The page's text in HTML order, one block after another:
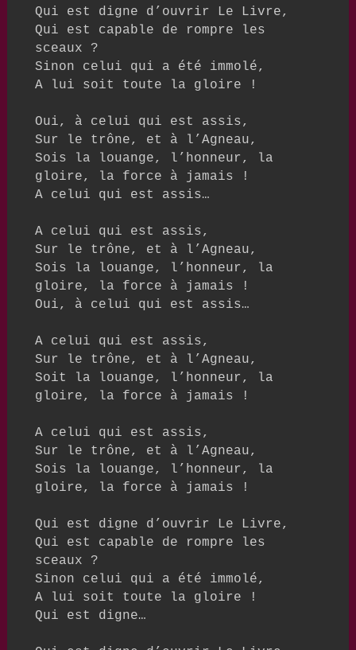
Qui est digne d’ouvrir Le Livre,
Qui est capable de rompre les
sceaux ?
Sinon celui qui a été immolé,
A lui soit toute la gloire !
Oui, à celui qui est assis,
Sur le trône, et à l’Agneau,
Sois la louange, l’honneur, la
gloire, la force à jamais !
A celui qui est assis…
A celui qui est assis,
Sur le trône, et à l’Agneau,
Sois la louange, l’honneur, la
gloire, la force à jamais !
Oui, à celui qui est assis…
A celui qui est assis,
Sur le trône, et à l’Agneau,
Soit la louange, l’honneur, la
gloire, la force à jamais !
A celui qui est assis,
Sur le trône, et à l’Agneau,
Sois la louange, l’honneur, la
gloire, la force à jamais !
Qui est digne d’ouvrir Le Livre,
Qui est capable de rompre les
sceaux ?
Sinon celui qui a été immolé,
A lui soit toute la gloire !
Qui est digne…